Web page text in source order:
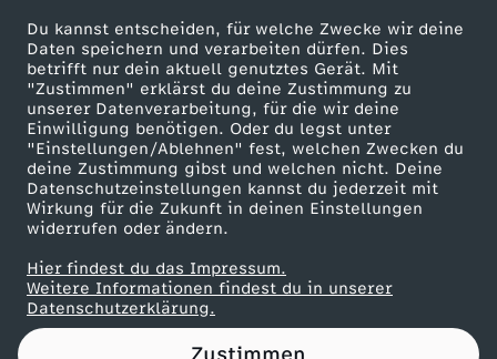
Du kannst entscheiden, für welche Zwecke wir deine
Daten speichern und verarbeiten dürfen. Dies
betrifft nur dein aktuell genutztes Gerät. Mit
"Zustimmen" erklärst du deine Zustimmung zu
unserer Datenverarbeitung, für die wir deine
Einwilligung benötigen. Oder du legst unter
"Einstellungen/Ablehnen" fest, welchen Zwecken du
deine Zustimmung gibst und welchen nicht. Deine
Datenschutzeinstellungen kannst du jederzeit mit
Wirkung für die Zukunft in deinen Einstellungen
widerrufen oder ändern.
Hier findest du das Impressum.
Weitere Informationen findest du in unserer
Datenschutzerklärung.
ZDF goes Schule
Werbefernsehen
Mainzelmännchen
Partner